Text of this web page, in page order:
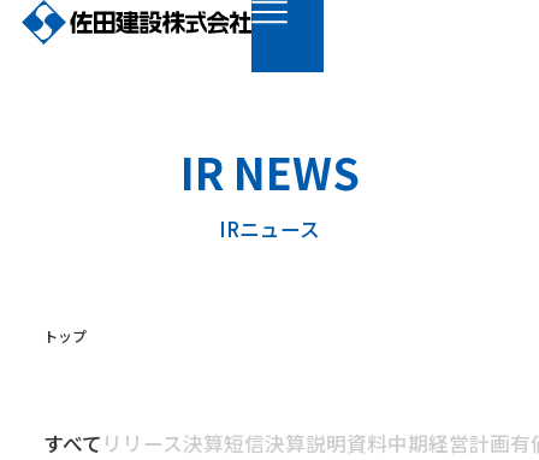
IR NEWS
IRニュース
トップ
すべて リリース決算短信決算説明資料中期経営計画有